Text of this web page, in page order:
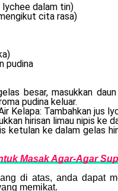
lychee dalam tin)
cita rasa)
pudina
besar, masukkan
pudina keluar.
Kelapa: Tambahkan jus
hirisan limau nipis ke
ketulan ke dalam gelas
Masak Agar-Agar
di atas, anda dapat
memikat.